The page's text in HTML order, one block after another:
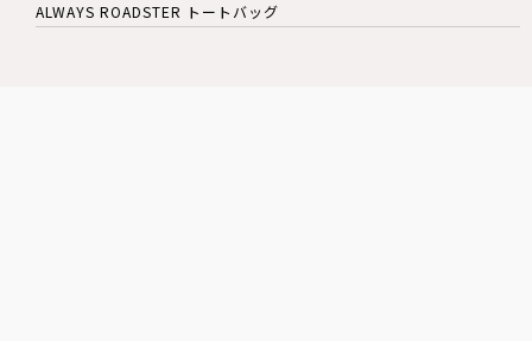
ALWAYS ROADSTER トートバッグ